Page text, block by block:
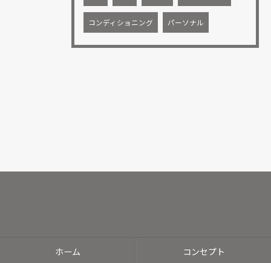
コンディショニング パーソナル
ホーム コンセプト